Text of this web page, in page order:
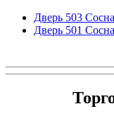
Дверь 503
Дверь 501